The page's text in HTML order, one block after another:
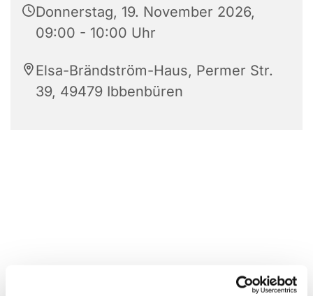
Donnerstag, 19. November 2026,
09:00 - 10:00 Uhr
Elsa-Brändström-Haus, Permer Str.
39, 49479 Ibbenbüren